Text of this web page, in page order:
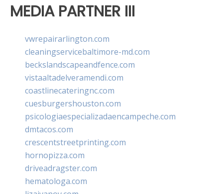
MEDIA PARTNER III
vwrepairarlington.com
cleaningservicebaltimore-md.com
beckslandscapeandfence.com
vistaaltadelveramendi.com
coastlinecateringnc.com
cuesburgershouston.com
psicologiaespecializadaencampeche.com
dmtacos.com
crescentstreetprinting.com
hornopizza.com
driveadragster.com
hematologa.com